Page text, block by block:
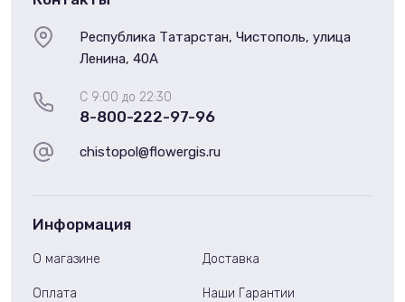
С 9:00 до 22:30
8-800-222-97-96
Республика Татарстан, Чистополь, улица
Ленина, 40А
chistopol@flowergis.ru
Информация
О магазине Доставка
Оплата Наши Гарантии